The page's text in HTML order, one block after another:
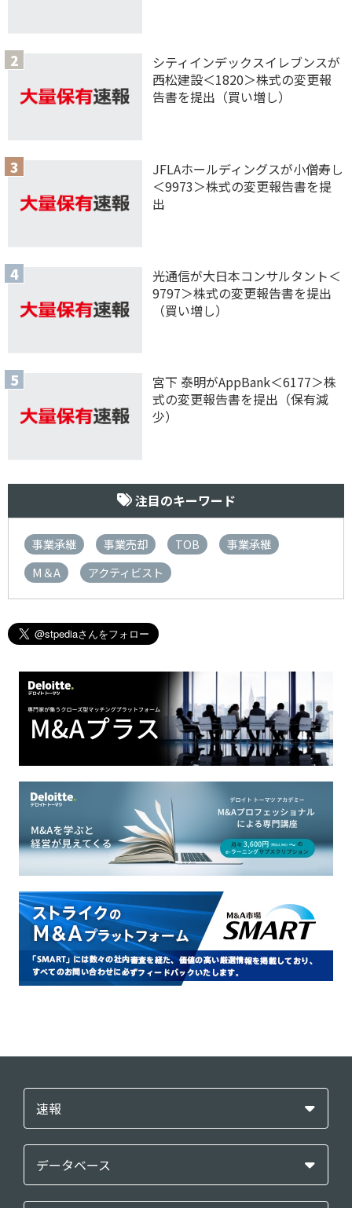
シティインデックスイレブンスが
西松建設＜1820＞株式の変更報
告書を提出（買い増し）
JFLAホールディングスが小僧寿し
＜9973＞株式の変更報告書を提
出
光通信が大日本コンサルタント＜
9797＞株式の変更報告書を提出
（買い増し）
宮下 泰明がAppBank＜6177＞株
式の変更報告書を提出（保有減
少）
注目のキーワード
事業承継 事業売却 TOB
事業承継
M＆A
アクティビスト
速報
データベース